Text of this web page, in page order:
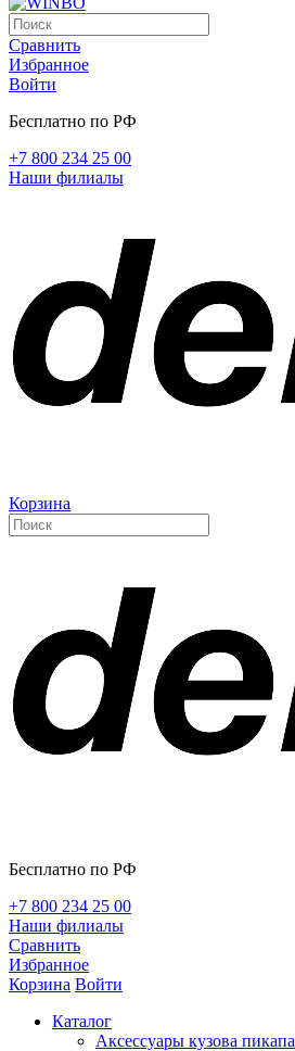
Сравнить
Избранное
Войти
Бесплатно по РФ
+7 800 234 25 00
Наши филиалы
Корзина
Бесплатно по РФ
+7 800 234 25 00
Наши филиалы
Сравнить
Избранное
Корзина Войти
Каталог
Аксессуары кузова пикапа